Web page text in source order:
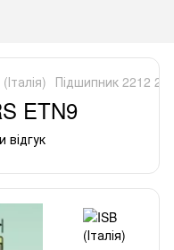
Підшипник 2212
ETN9
відгук